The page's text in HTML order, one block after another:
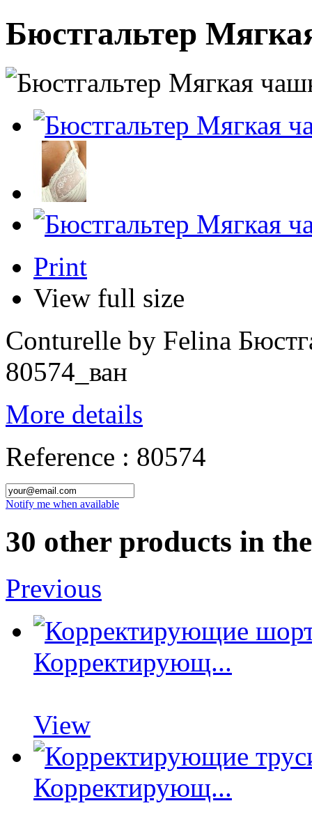
Бюстгальтер
Print
View full size
Conturelle by Felina
80574_ван
More details
Reference : 80574
Notify me when available
30 other products in
Previous
Корректирующ...
View
Корректирующ...